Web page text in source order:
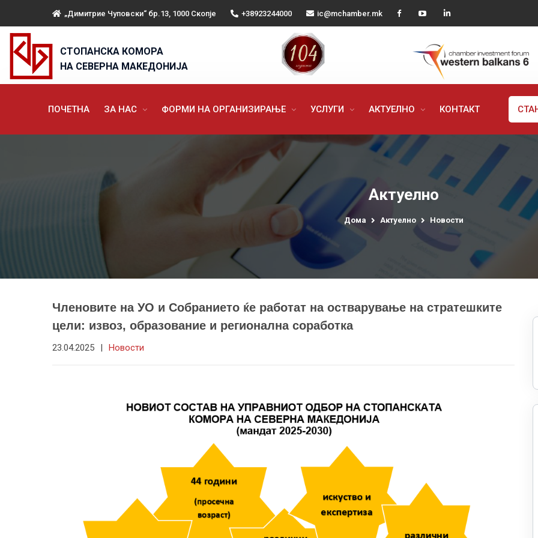
„Димитрие Чуповски“ бр.13, 1000 Скопје +38923244000 ic@mchamber.mk
СТОПАНСКА КОМОРА
НА СЕВЕРНА МАКЕДОНИЈА
ПОЧЕТНА ЗА НАС ФОРМИ НА ОРГАНИЗИРАЊЕ УСЛУГИ АКТУЕЛНО КОНТАКТ
Актуелно
Дома Актуелно Новости
Членовите на УО и Собранието ќе работат на остварување на стратешките
цели: извоз, образование и регионална соработка
23.04.2025 | Новости